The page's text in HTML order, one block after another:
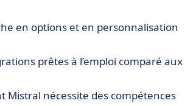
en options et en personnalisation
prêtes à l’emploi comparé aux
Mistral nécessite des compétences